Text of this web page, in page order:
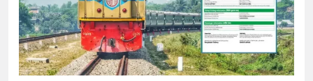
‘গুলশানের চামেলি’তে ভিন্ন রূপে
যৌনকর্মীর দালাল চরিত্রে
সারজিস-পাটোয়ারীসহ ১০ জনের